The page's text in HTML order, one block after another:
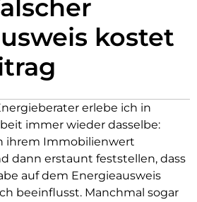
kostet
erlebe ich in
immer wieder dasselbe:
ihrem Immobilienwert
dann erstaunt feststellen, dass
auf dem Energieausweis
beeinflusst. Manchmal sogar